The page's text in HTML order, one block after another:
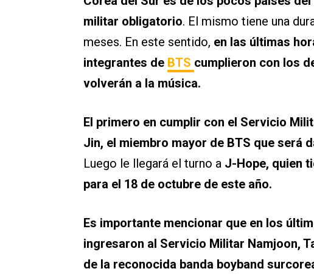
militar obligatorio. El mismo tiene una
meses. En este sentido, en las últimas
integrantes de BTS cumplieron con los
volverán a la música.
El primero en cumplir con el Servicio
Jin, el miembro mayor de BTS que será
Luego le llegará el turno a J-Hope, quien
para el 18 de octubre de este año.
Es importante mencionar que en los
ingresaron al Servicio Militar Namjoon,
de la reconocida banda boyband